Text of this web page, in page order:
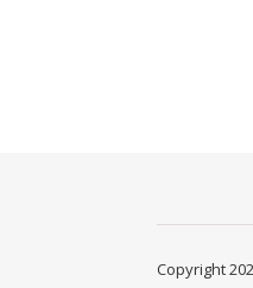
Copyright